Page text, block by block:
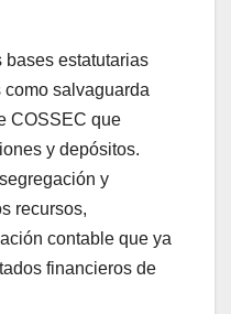
bases estatutarias
salvaguarda
COSSEC que
y depósitos.
y
recursos,
contable que ya
financieros de